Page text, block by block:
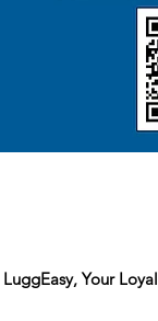
LuggEasy, Your